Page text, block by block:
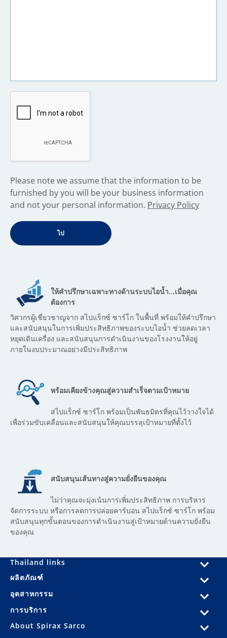
​Please note we assume that the information to be
furnished by you will be your business information
and not your personal information. Privacy Policy
ให้คำปรึกษาเฉพาะทางด้านระบบไอน้ำ...เมื่อคุณ
ต้องการ
วิศวกรผู้เชี่ยวชาญจาก สไปแร็กซ์ ซาร์โก ในพื้นที่ พร้อมให้คำปรึกษา
และสนับสนุนในการเพิ่มประสิทธิภาพของระบบไอน้ำ ช่วยลดเวลา
หยุดเดินเครื่อง และสนับสนุนการดำเนินงานของโรงงานให้อยู่
ภายในงบประมาณอย่างมีประสิทธิภาพ
พร้อมเคียงข้างคุณสู่ความสำเร็จตามเป้าหมาย
สไปแร็กซ์ ซาร์โก พร้อมเป็นพันธมิตรที่คุณไว้วางใจได้
เพื่อร่วมขับเคลื่อนและสนับสนุนให้คุณบรรลุเป้าหมายที่ตั้งไว้
สนับสนุนเส้นทางสู่ความยั่งยืนของคุณ
ไม่ว่าคุณจะมุ่งเน้นการเพิ่มประสิทธิภาพ การบริหาร
จัดการระบบ หรือการลดการปล่อยคาร์บอน สไปแร็กซ์ ซาร์โก พร้อม
สนับสนุนทุกขั้นตอนของการดำเนินงานสู่เป้าหมายด้านความยั่งยืน
ของคุณ
Thailand links
ผลิตภัณฑ์
อุตสาหกรรม
การบริการ
About Spirax Sarco